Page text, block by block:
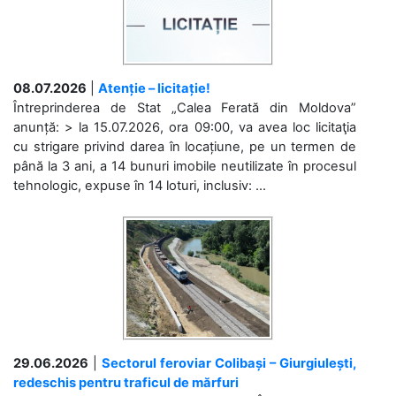
08.07.2026
Atenție – licitație!
Întreprinderea de Stat „Calea Ferată din Moldova”
anunță: > la 15.07.2026, ora 09:00, va avea loc licitaţia
cu strigare privind darea în locațiune, pe un termen de
până la 3 ani, a 14 bunuri imobile neutilizate în procesul
tehnologic, expuse în 14 loturi, inclusiv: ...
29.06.2026
Sectorul feroviar Colibași – Giurgiulești,
redeschis pentru traficul de mărfuri